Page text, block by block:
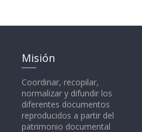
Misión
Coordinar, recopilar,
normalizar y difundir los
diferentes documentos
reproducidos a partir del
patrimonio documental